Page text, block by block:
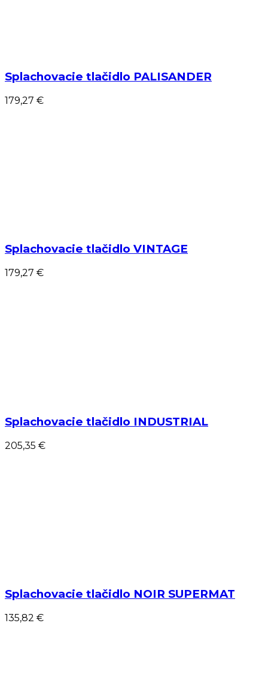
Splachovacie tlačidlo PALISANDER
179,27 €
Splachovacie tlačidlo VINTAGE
179,27 €
Splachovacie tlačidlo INDUSTRIAL
205,35 €
Splachovacie tlačidlo NOIR SUPERMAT
135,82 €